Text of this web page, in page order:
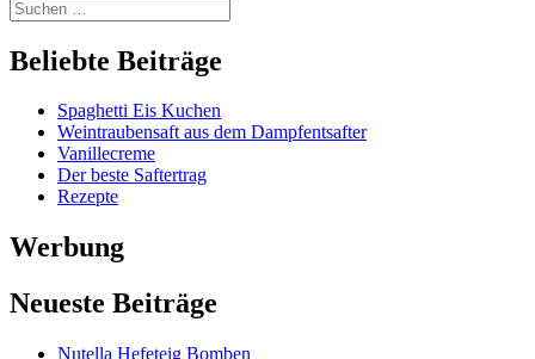
Beliebte Beiträge
Spaghetti Eis Kuchen
Weintraubensaft aus dem Dampfentsafter
Vanillecreme
Der beste Saftertrag
Rezepte
Werbung
Neueste Beiträge
Nutella Hefeteig Bomben